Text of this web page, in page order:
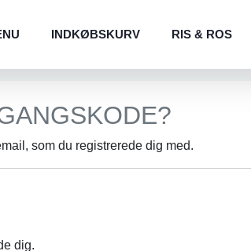
INDKØBSKURV RIS & ROS
som du registrerede dig med.
dig.